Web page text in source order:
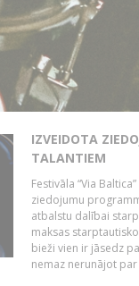
IZVEIDOTA
TALANTIEM
Festivāla “Via
ziedojumu
atbalstu dalībai
maksas
bieži vien ir jāsedz
nemaz nerunājot